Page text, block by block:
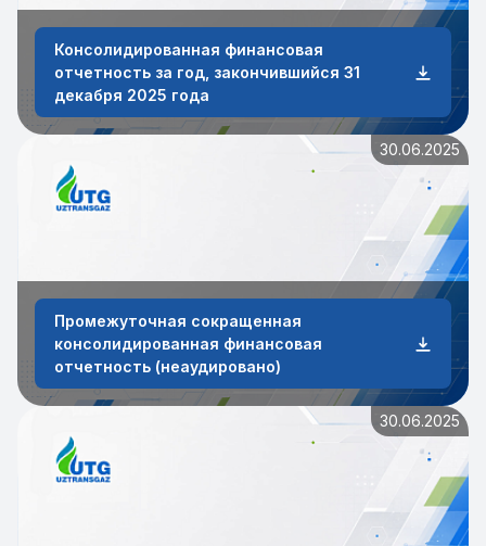
Консолидированная финансовая
отчетность за год, закончившийся 31
декабря 2025 года
30.06.2025
Промежуточная сокращенная
консолидированная финансовая
отчетность (неаудировано)
30.06.2025